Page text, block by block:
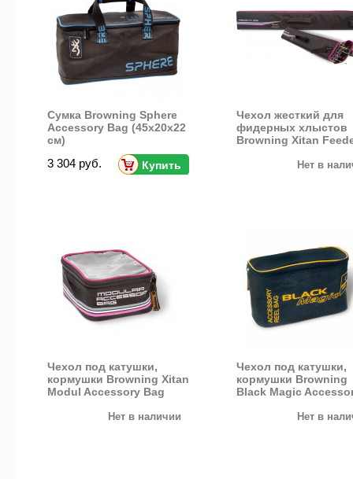
Сумка Browning Sphere
Accessory Bag (45x20x22
см)
3 304 руб. Купить
Чехол жесткий для
фидерных хлыстов
Browning Xitan
Нет в
Чехол под катушки,
кормушки Browning Xitan
Modul Accessory Bag
Нет в наличии
Чехол под катушки,
кормушки Browning
Black Magic
Нет в